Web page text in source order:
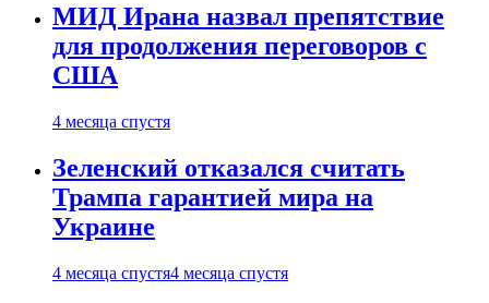
МИД Ирана назвал препятствие
для продолжения переговоров с
США
4 месяца спустя
Зеленский отказался считать
Трампа гарантией мира на
Украине
4 месяца спустя4 месяца спустя